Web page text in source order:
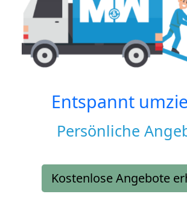
Entspannt
Persönliche
Kostenlose Angebote